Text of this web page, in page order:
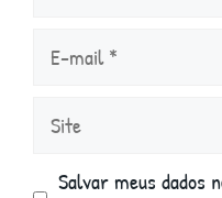
Site
Salvar meus dados